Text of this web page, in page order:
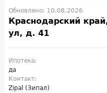
Обновлено: 10.08.2026
Краснодарский
ул, д. 41
Ипотека:
да
Контакт:
Zipal (Зипал)